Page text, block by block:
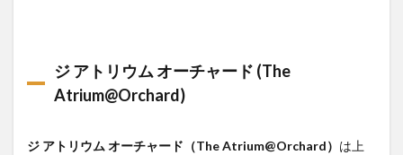
ジ アトリウム オーチャード (The
Atrium@Orchard)
ジ アトリウム オーチャード（The Atrium@Orchard） は上